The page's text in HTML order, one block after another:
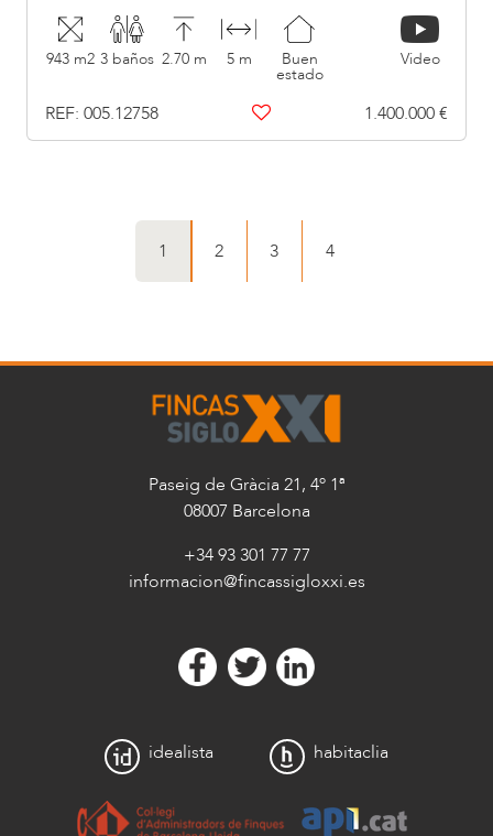
943 m2 3 baños 2.70 m 5 m Buen
estado
Video
REF: 005.12758 1.400.000 €
1 22 33 44
Paseig de Gràcia 21, 4º 1ª
08007 Barcelona
+34 93 301 77 77
informacion@fincassigloxxi.es
idealista habitaclia